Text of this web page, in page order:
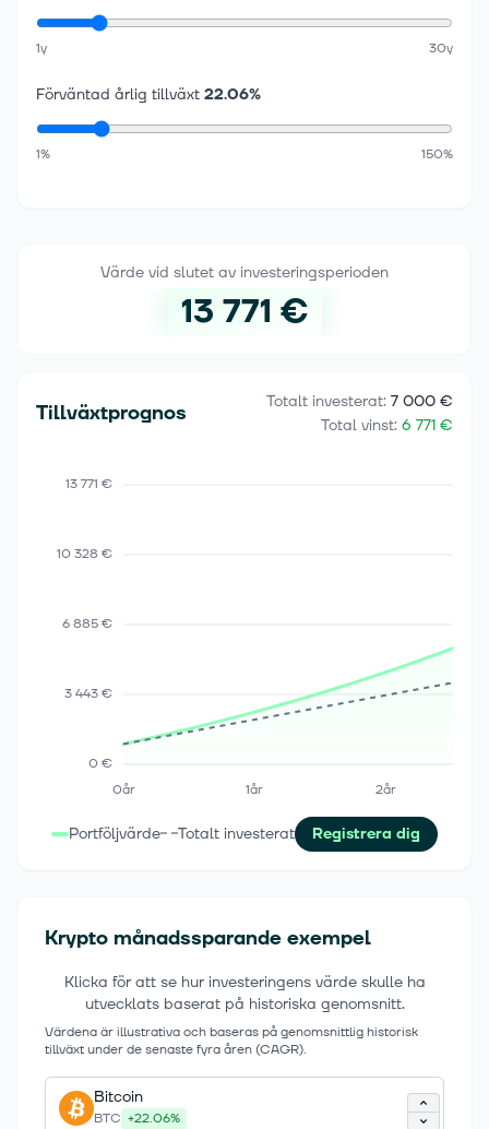
1y 30y
Förväntad årlig tillväxt 22.06%
1% 150%
Värde vid slutet av investeringsperioden
13 771 €
Tillväxtprognos Totalt investerat: 7 000 €
Total vinst: 6 771 €
0 €
3 443 €
6 885 €
10 328 €
13 771 €
0år 1år 2år
Portföljvärde Totalt investerat Registrera dig
Krypto månadssparande exempel
Klicka för att se hur investeringens värde skulle ha
utvecklats baserat på historiska genomsnitt.
Värdena är illustrativa och baseras på genomsnittlig historisk
tillväxt under de senaste fyra åren (CAGR).
Bitcoin
BTC +22.06%